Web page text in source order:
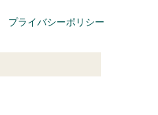
プライバシーポリシー